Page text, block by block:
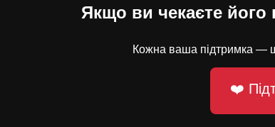
Якщо ви чекаєте
Кожна ваша підтримка —
❤️